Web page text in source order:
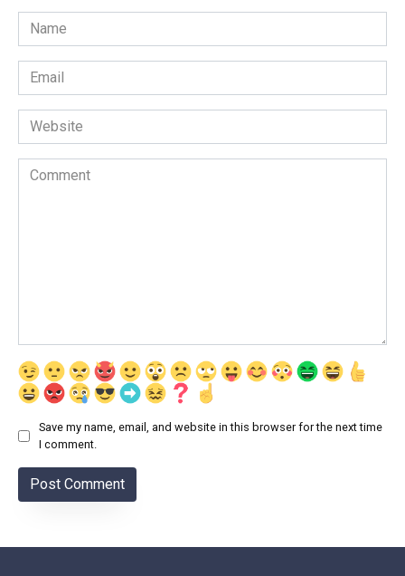
Name
*
Email
*
Website
Comment
Save my name, email, and website in this browser for the next time
I comment.